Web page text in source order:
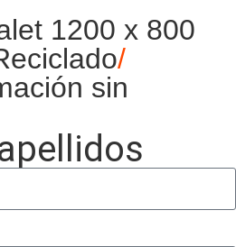
1200 x 800
/
sin